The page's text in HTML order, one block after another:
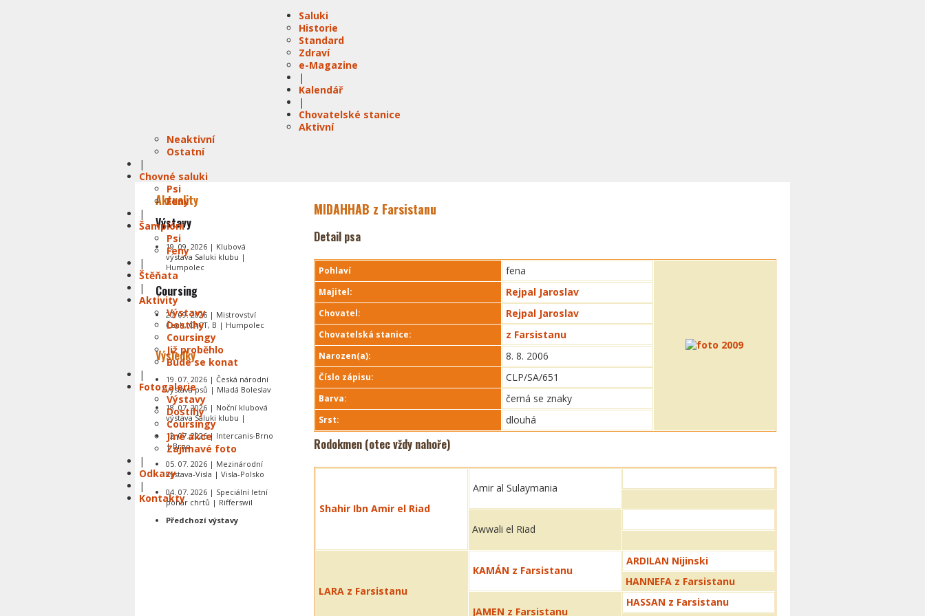
Saluki
Historie
Standard
Zdraví
e-Magazine
|
Kalendář
|
Chovatelské stanice
Aktivní
Neaktivní
Ostatní
|
Chovné saluki
Psi
Feny
|
Šampióni
Psi
Feny
|
Štěňata
|
Aktivity
Výstavy
Dostihy
Coursingy
Již proběhlo
Bude se konat
|
Fotogalerie
Výstavy
Dostihy
Coursingy
Jiné akce
Zajímavé foto
|
Odkazy
|
Kontakty
MIDAHHAB z Farsistanu
Detail psa
Pohlaví fena
Majitel: Rejpal Jaroslav
Chovatel: Rejpal Jaroslav
Chovatelská stanice: z Farsistanu
Narozen(a): 8. 8. 2006
Číslo zápisu: CLP/SA/651
Barva: černá se znaky
Srst: dlouhá
Rodokmen (otec vždy nahoře)
Shahir Ibn Amir el Riad
Amir al Sulaymania
Awwali el Riad
LARA z Farsistanu
KAMÁN z Farsistanu
ARDILAN Nijinski
HANNEFA z Farsistanu
JAMEN z Farsistanu
HASSAN z Farsistanu
Aktuality
Výstavy
19. 09. 2026 | Klubová
výstava Saluki klubu |
Humpolec
Coursing
20. 09. 2026 | Mistrovství
Čech, CACT, B | Humpolec
Výsledky
19. 07. 2026 | Česká národní
výstava psů | Mladá Boleslav
18. 07. 2026 | Noční klubová
výstava Saluki klubu |
12. 07. 2026 | Intercanis-Brno
| Brno
05. 07. 2026 | Mezinárodní
výstava-Visla | Visla-Polsko
04. 07. 2026 | Speciální letní
pohár chrtů | Rifferswil
Předchozí výstavy